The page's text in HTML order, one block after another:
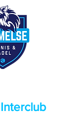
Interclub